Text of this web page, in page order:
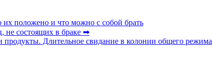
положено и что можно с собой брать
не состоящих в браке ➡
Длительное свидание в колонии общего режима